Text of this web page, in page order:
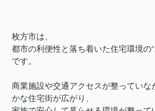
枚方市は、
都市の利便性と落ち着いた住宅環境の
です。
商業施設や交通アクセスが整ってい
かな住宅街が広がり、